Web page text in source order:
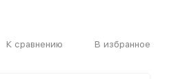
К сравнению В избранное